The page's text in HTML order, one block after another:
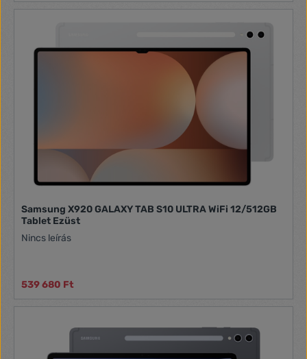
Samsung X920 GALAXY TAB S10 ULTRA WiFi 12/512GB
Tablet Ezüst
Nincs leírás
539 680 Ft